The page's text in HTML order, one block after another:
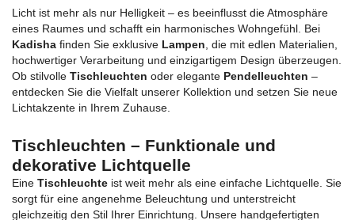
Licht ist mehr als nur Helligkeit – es beeinflusst die Atmosphäre
eines Raumes und schafft ein harmonisches Wohngefühl. Bei
Kadisha finden Sie exklusive Lampen , die mit edlen Materialien,
hochwertiger Verarbeitung und einzigartigem Design überzeugen.
Ob stilvolle Tischleuchten oder elegante Pendelleuchten –
entdecken Sie die Vielfalt unserer Kollektion und setzen Sie neue
Lichtakzente in Ihrem Zuhause.
Tischleuchten – Funktionale und
dekorative Lichtquelle
Eine Tischleuchte ist weit mehr als eine einfache Lichtquelle. Sie
sorgt für eine angenehme Beleuchtung und unterstreicht
gleichzeitig den Stil Ihrer Einrichtung. Unsere handgefertigten